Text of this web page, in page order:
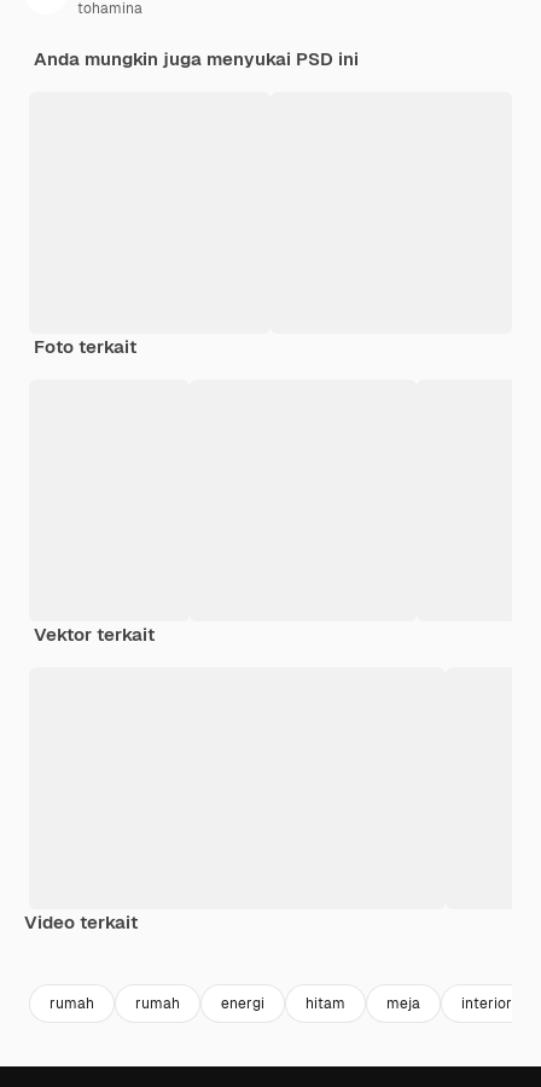
tohamina
Anda mungkin juga menyukai PSD ini
Foto terkait
Vektor terkait
Video terkait
rumah rumah energi hitam meja interior